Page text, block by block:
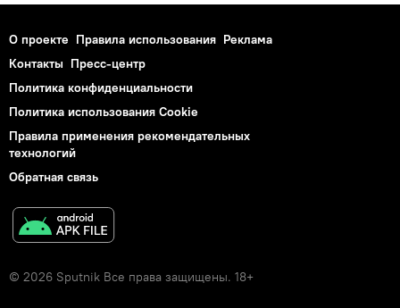
О проекте Правила использования Реклама
Контакты Пресс-центр
Политика конфиденциальности
Политика использования Cookie
Правила применения рекомендательных
технологий
Обратная связь
© 2026 Sputnik Все права защищены. 18+